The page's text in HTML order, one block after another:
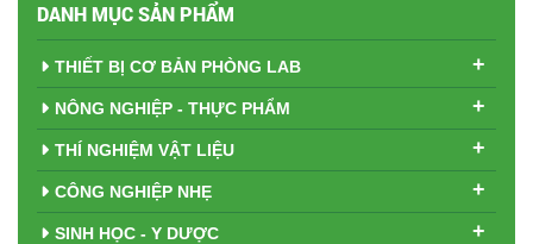
DANH MỤC SẢN PHẨM
THIẾT BỊ CƠ BẢN PHÒNG LAB +
NÔNG NGHIỆP - THỰC PHẨM +
THÍ NGHIỆM VẬT LIỆU +
CÔNG NGHIỆP NHẸ +
SINH HỌC - Y DƯỢC +